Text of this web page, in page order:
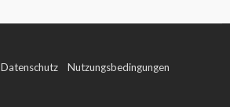
Datenschutz Nutzungsbedingungen